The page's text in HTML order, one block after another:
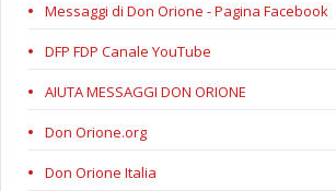
Messaggi di Don Orione - Pagina Facebook
DFP FDP Canale YouTube
AIUTA MESSAGGI DON ORIONE
Don Orione.org
Don Orione Italia